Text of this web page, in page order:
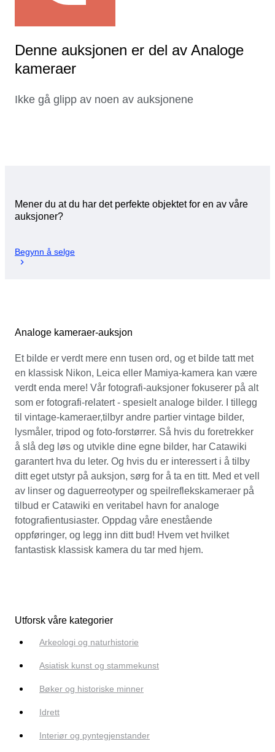
Denne auksjonen er del av Analoge
kameraer
Ikke gå glipp av noen av auksjonene
Mener du at du har det perfekte objektet for en av våre
auksjoner?
Begynn å selge
Analoge kameraer-auksjon
Et bilde er verdt mere enn tusen ord, og et bilde tatt met
en klassisk Nikon, Leica eller Mamiya-kamera kan være
verdt enda mere! Vår fotografi-auksjoner fokuserer på alt
som er fotografi-relatert - spesielt analoge bilder. I tillegg
til vintage-kameraer,tilbyr andre partier vintage bilder,
lysmåler, tripod og foto-forstørrer. Så hvis du foretrekker
å slå deg løs og utvikle dine egne bilder, har Catawiki
garantert hva du leter. Og hvis du er interessert i å tilby
ditt eget utstyr på auksjon, sørg for å ta en titt. Med et vell
av linser og daguerreotyper og speilreflekskameraer på
tilbud er Catawiki en veritabel havn for analoge
fotografientusiaster. Oppdag våre enestående
oppføringer, og legg inn ditt bud! Hvem vet hvilket
fantastisk klassisk kamera du tar med hjem.
Utforsk våre kategorier
Arkeologi og naturhistorie
Asiatisk kunst og stammekunst
Bøker og historiske minner
Idrett
Interiør og pyntegjenstander